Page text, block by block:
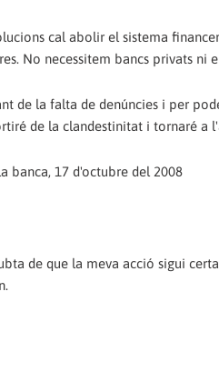
cal abolir el sistema
No necessitem bancs privats ni
de la falta de denúncies i per
de la clandestinitat i tornaré a
banca, 17 d'octubre del 2008
de que la meva acció sigui